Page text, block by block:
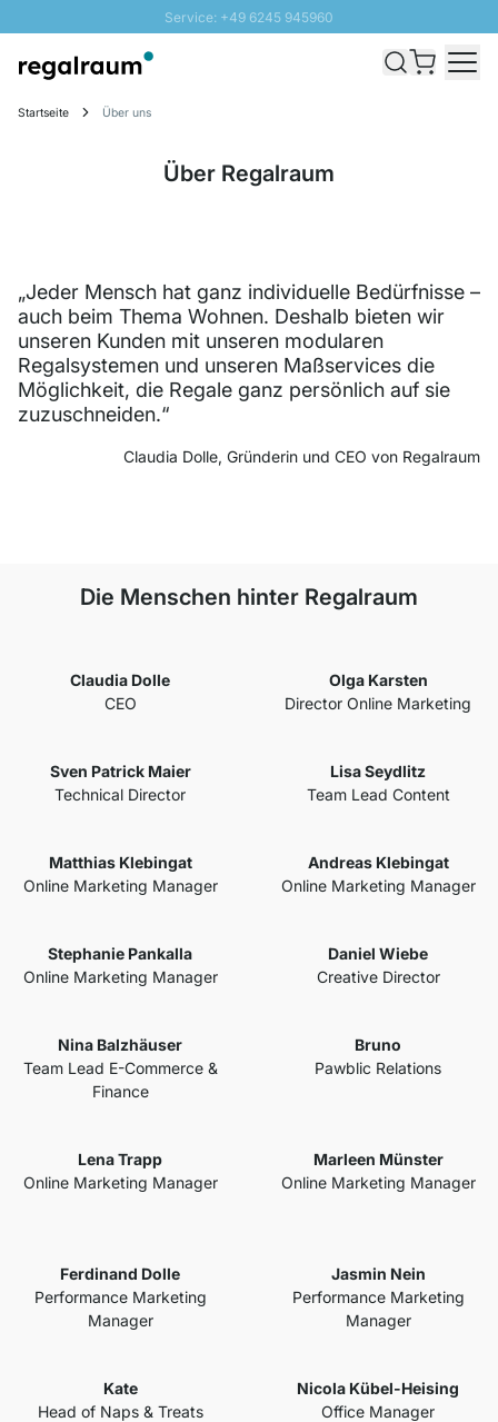
Service: +49 6245 945960
Versand & Zoll gratis ab 300 CHF
SUNNY SALE: Bis zu 20% Rabatt
Startseite Über uns
Über Regalraum
„Jeder Mensch hat ganz individuelle Bedürfnisse –
auch beim Thema Wohnen. Deshalb bieten wir
unseren Kunden mit unseren modularen
Regalsystemen und unseren Maßservices die
Möglichkeit, die Regale ganz persönlich auf sie
zuzuschneiden.“
Claudia Dolle, Gründerin und CEO von Regalraum
Die Menschen hinter Regalraum
Claudia Dolle
CEO
Olga Karsten
Director Online Marketing
Sven Patrick Maier
Technical Director
Lisa Seydlitz
Team Lead Content
Matthias Klebingat
Online Marketing Manager
Andreas Klebingat
Online Marketing Manager
Stephanie Pankalla
Online Marketing Manager
Daniel Wiebe
Creative Director
Nina Balzhäuser
Team Lead E-Commerce &
Finance
Bruno
Pawblic Relations
Lena Trapp
Online Marketing Manager
Marleen Münster
Online Marketing Manager
Ferdinand Dolle
Performance Marketing
Manager
Jasmin Nein
Performance Marketing
Manager
Kate
Head of Naps & Treats
Nicola Kübel-Heising
Office Manager